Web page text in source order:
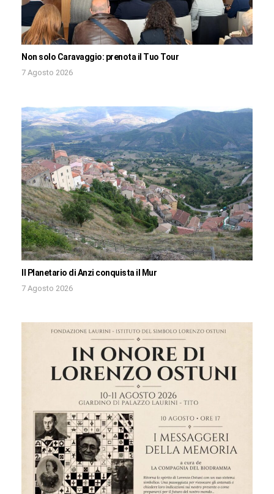
Non solo Caravaggio: prenota il Tuo Tour
7 Agosto 2026
Il Planetario di Anzi conquista il Mur
7 Agosto 2026